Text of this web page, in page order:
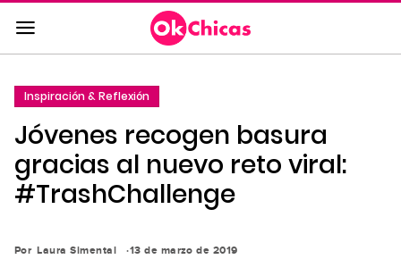
Saltar
al
contenido
a
la
navegación
principal
Inspiración & Reflexión
Jóvenes recogen basura
gracias al nuevo reto viral:
#TrashChallenge
Por Laura Simental 13 de marzo de 2019